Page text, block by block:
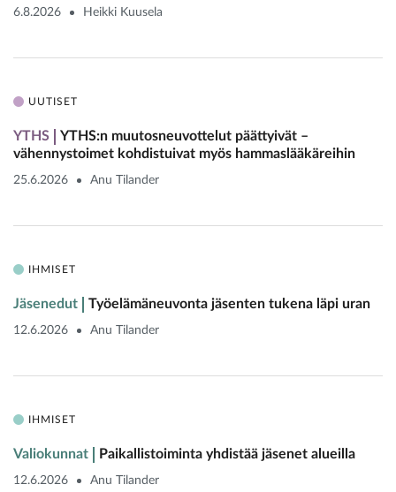
6.8.2026 Heikki Kuusela
UUTISET
YTHS
YTHS:n muutosneuvottelut päättyivät –
vähennystoimet kohdistuivat myös hammaslääkäreihin
25.6.2026 Anu Tilander
IHMISET
Jäsenedut Työelämäneuvonta jäsenten tukena läpi uran
12.6.2026 Anu Tilander
IHMISET
Valiokunnat Paikallistoiminta yhdistää jäsenet alueilla
12.6.2026 Anu Tilander